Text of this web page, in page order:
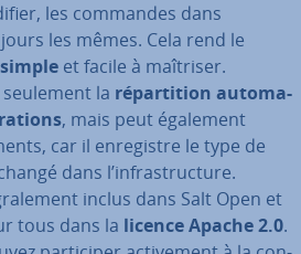
les commandes dans
les mêmes. Cela rend le
et facile à maîtriser.
la ré­par­ti­tion au­to­ma­
, mais peut également
car il en­re­gistre le type de
dans l’in­fras­truc­ture.
inclus dans Salt Open et
tous dans la licence Apache 2.0.